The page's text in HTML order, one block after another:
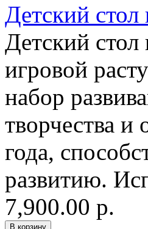
Детский
Детский
игровой
набор
творчества
года,
развитию.
7,900.00 р.